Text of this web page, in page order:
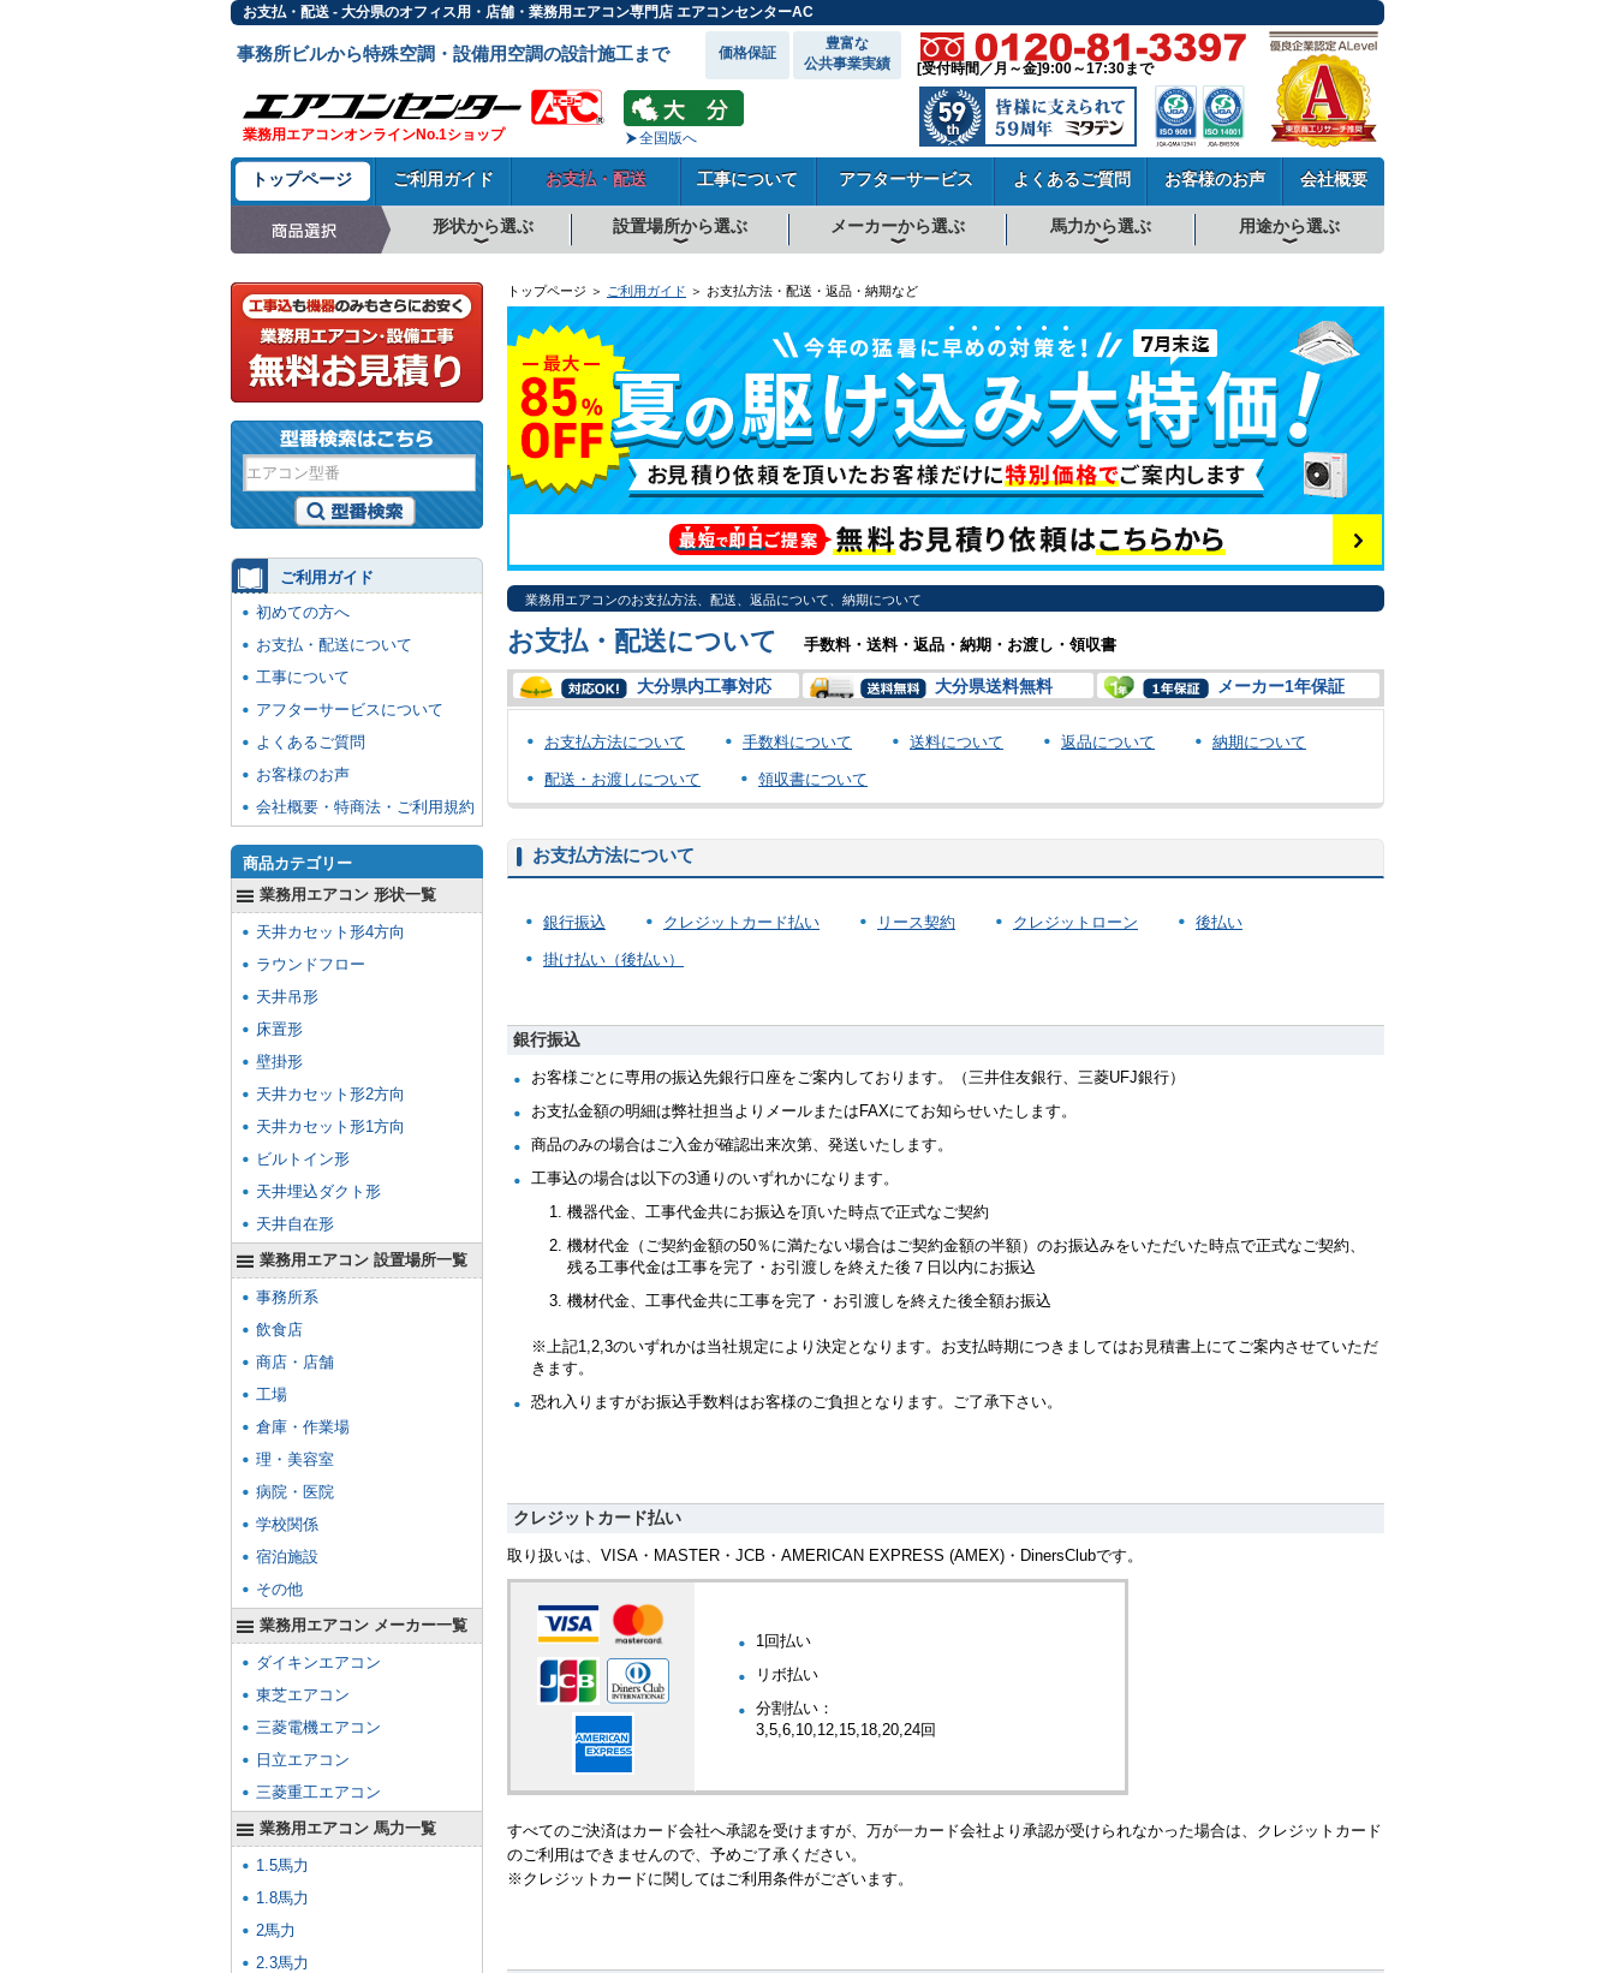
お支払・配送 - 大分県のオフィス用・店舗・業務用エアコン専門店 エアコンセンターAC
事務所ビルから特殊空調・設備用空調の設計施工まで 価格保証
豊富な
公共事業実績
業務用エアコンオンラインNo.1ショップ 全国版へ
[受付時間／月～金]9:00～17:30まで
トップページ ご利用ガイド お支払・配送 工事について アフターサービス よくあるご質問 お客様のお声 会社概要
形状から選ぶ 設置場所から選ぶ メーカーから選ぶ 馬力から選ぶ 用途から選ぶ
トップページ ＞ ご利用ガイド ＞ お支払方法・配送・返品・納期など
業務用エアコンのお支払方法、配送、返品について、納期について
お支払・配送について 手数料・送料・返品・納期・お渡し・領収書
大分県内工事対応 大分県送料無料 メーカー1年保証
お支払方法について 手数料について 送料について 返品について 納期について
配送・お渡しについて 領収書について
お支払方法について
銀行振込 クレジットカード払い リース契約 クレジットローン 後払い
掛け払い（後払い）
銀行振込
お客様ごとに専用の振込先銀行口座をご案内しております。（三井住友銀行、三菱UFJ銀行）
お支払金額の明細は弊社担当よりメールまたはFAXにてお知らせいたします。
商品のみの場合はご入金が確認出来次第、発送いたします。
工事込の場合は以下の3通りのいずれかになります。
機器代金、工事代金共にお振込を頂いた時点で正式なご契約
機材代金（ご契約金額の50％に満たない場合はご契約金額の半額）のお振込みをいただいた時点で正式なご契約、
残る工事代金は工事を完了・お引渡しを終えた後７日以内にお振込
機材代金、工事代金共に工事を完了・お引渡しを終えた後全額お振込
※上記1,2,3のいずれかは当社規定により決定となります。お支払時期につきましてはお見積書上にてご案内させていただ
きます。
恐れ入りますがお振込手数料はお客様のご負担となります。ご了承下さい。
クレジットカード払い
取り扱いは、VISA・MASTER・JCB・AMERICAN EXPRESS (AMEX)・DinersClubです。
1回払い
リボ払い
分割払い：
3,5,6,10,12,15,18,20,24回
すべてのご決済はカード会社へ承認を受けますが、万が一カード会社より承認が受けられなかった場合は、クレジットカード
のご利用はできませんので、予めご了承ください。
※クレジットカードに関してはご利用条件がございます。
ご利用ガイド
初めての方へ
お支払・配送について
工事について
アフターサービスについて
よくあるご質問
お客様のお声
会社概要・特商法・ご利用規約
商品カテゴリー
業務用エアコン 形状一覧
天井カセット形4方向
ラウンドフロー
天井吊形
床置形
壁掛形
天井カセット形2方向
天井カセット形1方向
ビルトイン形
天井埋込ダクト形
天井自在形
業務用エアコン 設置場所一覧
事務所系
飲食店
商店・店舗
工場
倉庫・作業場
理・美容室
病院・医院
学校関係
宿泊施設
その他
業務用エアコン メーカー一覧
ダイキンエアコン
東芝エアコン
三菱電機エアコン
日立エアコン
三菱重工エアコン
業務用エアコン 馬力一覧
1.5馬力
1.8馬力
2馬力
2.3馬力